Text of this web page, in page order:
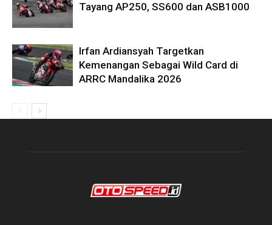
Tayang AP250, SS600 dan ASB1000
Irfan Ardiansyah Targetkan
Kemenangan Sebagai Wild Card di
ARRC Mandalika 2026